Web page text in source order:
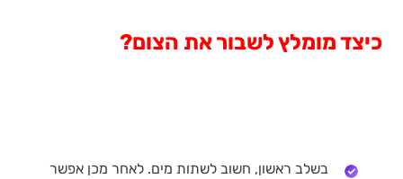
כיצד מומלץ לשבור את הצום?
בשלב ראשון, חשוב לשתות מים. לאחר מכן אפשר